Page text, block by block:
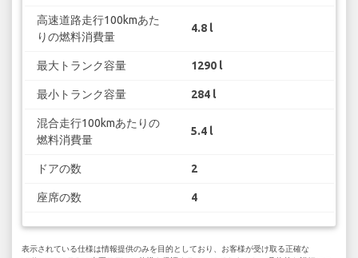
高速道路走行100kmあた
りの燃料消費量
4.8 l
最大トランク容量 1290 l
最小トランク容量 284 l
混合走行100kmあたりの
燃料消費量
5.4 l
ドアの数 2
座席の数 4
表示されている仕様は情報提供のみを目的としており、お客様が受け取る正確な